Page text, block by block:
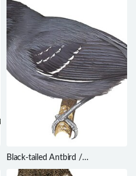
Black-tailed Antbird /
Myrmoborus melanurus